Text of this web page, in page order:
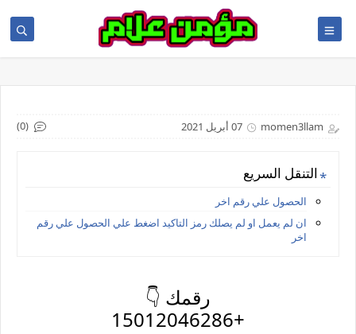
momen3llam 07 أبريل 2021 (0)
التنقل السريع
الحصول علي رقم اخر
ان لم يعمل او لم يصلك رمز التاكيد اضغط علي الحصول علي رقم
اخر
رقمك 👇
+15012046286